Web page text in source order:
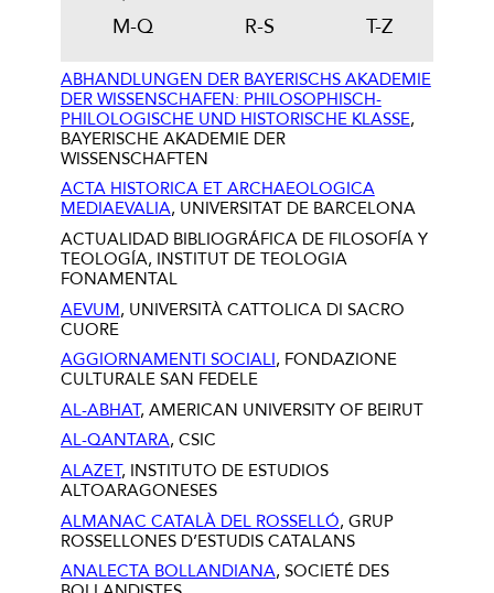
M-Q R-S T-Z
ABHANDLUNGEN DER BAYERISCHS AKADEMIE
DER WISSENSCHAFEN: PHILOSOPHISCH-
PHILOLOGISCHE UND HISTORISCHE KLASSE,
BAYERISCHE AKADEMIE DER
WISSENSCHAFTEN
ACTA HISTORICA ET ARCHAEOLOGICA
MEDIAEVALIA, UNIVERSITAT DE BARCELONA
ACTUALIDAD BIBLIOGRÁFICA DE FILOSOFÍA Y
TEOLOGÍA, INSTITUT DE TEOLOGIA
FONAMENTAL
AEVUM, UNIVERSITÀ CATTOLICA DI SACRO
CUORE
AGGIORNAMENTI SOCIALI, FONDAZIONE
CULTURALE SAN FEDELE
AL-ABHAT, AMERICAN UNIVERSITY OF BEIRUT
AL-QANTARA, CSIC
ALAZET, INSTITUTO DE ESTUDIOS
ALTOARAGONESES
ALMANAC CATALÀ DEL ROSSELLÓ, GRUP
ROSSELLONES D’ESTUDIS CATALANS
ANALECTA BOLLANDIANA, SOCIETÉ DES